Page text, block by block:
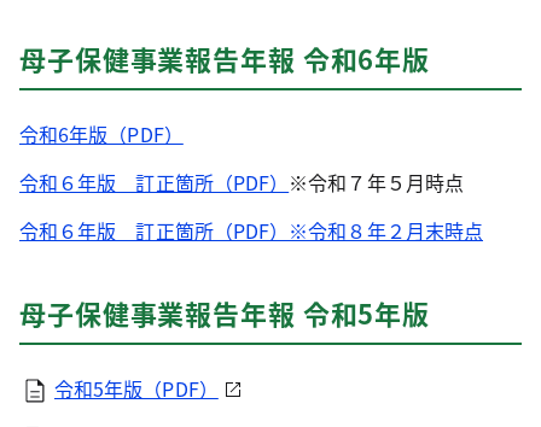
母子保健事業報告年報 令和6年版
令和6年版（PDF）
令和６年版 訂正箇所（PDF） ※令和７年５月時点
令和６年版 訂正箇所（PDF）※令和８年２月末時点
母子保健事業報告年報 令和5年版
令和5年版（PDF）